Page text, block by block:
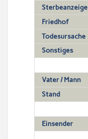
Sterbeanzeige
Friedhof
Todesursache
Sonstiges
Vater / Mann
Stand
Einsender